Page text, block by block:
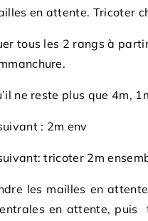
en attente. Tricoter
tous les 2 rangs à
ne reste plus que 4m,
: 2m env
tricoter 2m
les mailles en
en attente, puis